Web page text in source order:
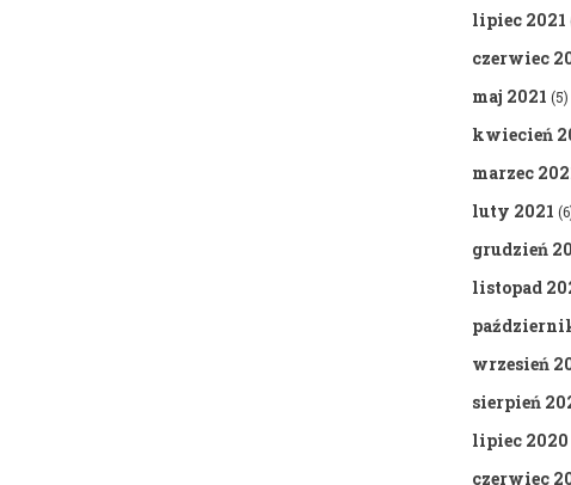
lipiec 2021
czerwiec
maj 2021 (5)
kwiecień
marzec
luty 2021
grudzień
listopad
wrzesień
sierpień
lipiec 2020
czerwiec